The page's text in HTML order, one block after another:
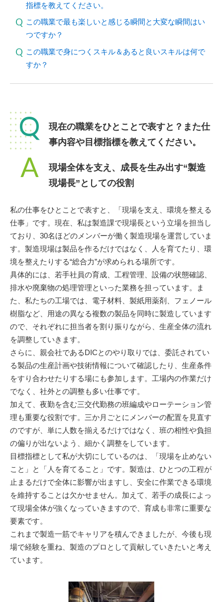
指標を教えてください。
この職業で最も楽しいと感じる瞬間と大変な瞬間はい
つですか？
この職業で身につくスキル＆あると良いスキルは何で
すか？
Q
現在の職業をひとことで表すと？また仕
事内容や目標指標を教えてください。
A
現場全体を支え、成長を生み出す“製造
現場長”としての役割
私の仕事をひとことで表すと、「現場を支え、環境を整える
仕事」です。現在、私は製造課で現場長という立場を担当し
ており、30名ほどのメンバーが働く製造現場を運営していま
す。製造現場は製品を作るだけではなく、人を育てたり、環
境を整えたりする“総合力”が求められる場所です。
具体的には、若手社員の育成、工程管理、設備の状態確認、
排水や廃棄物の処理管理といった業務を担っています。ま
た、私たちの工場では、電子材料、製紙用薬剤、フェノール
樹脂など、用途の異なる複数の製品を同時に製造しています
ので、それぞれに担当者を割り振りながら、生産全体の流れ
を調整していきます。
さらに、親会社であるDICとのやり取りでは、委託されてい
る製品の生産計画や技術情報について確認したり、生産条件
をすり合わせたりする場にも参加します。工場内の作業だけ
でなく、社外との調整も多い仕事です。
加えて、夜勤を含む三交代勤務の班編成やローテーション管
理も重要な役割です。三か月ごとにメンバーの配置を見直す
のですが、単に人数を揃えるだけではなく、班の相性や負担
の偏りが出ないよう、細かく調整をしています。
目標指標として私が大切にしているのは、「現場を止めない
こと」と「人を育てること」です。製造は、ひとつの工程が
止まるだけで全体に影響が出ますし、安全に作業できる環境
を維持することは欠かせません。加えて、若手の成長によっ
て現場全体が強くなっていきますので、育成も非常に重要な
要素です。
これまで製造一筋でキャリアを積んできましたが、今後も現
場で経験を重ね、製造のプロとして貢献していきたいと考え
ています。